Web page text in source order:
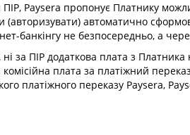
Paysera пропонує Платнику
(авторизувати) автоматично
банкінгу не безпосередньо, а
ні за ПІР додаткова плата з
плата за платіжний
платіжного переказу Paysera,